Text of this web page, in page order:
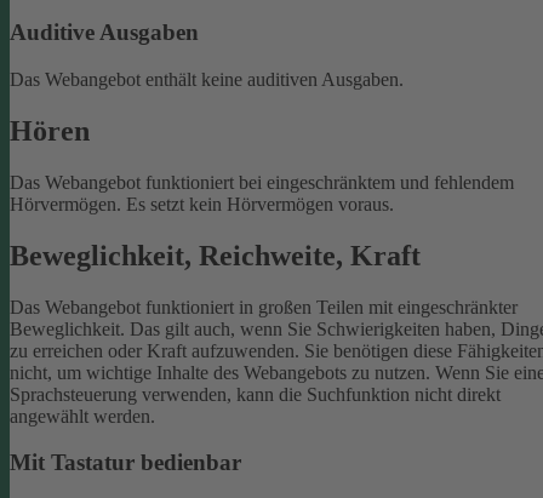
Auditive Ausgaben
Das Webangebot enthält keine auditiven Ausgaben.
Hören
Das Webangebot funktioniert bei eingeschränktem und fehlendem
Hörvermögen. Es setzt kein Hörvermögen voraus.
Beweglichkeit, Reichweite, Kraft
Das Webangebot funktioniert in großen Teilen mit eingeschränkter
Beweglichkeit. Das gilt auch, wenn Sie Schwierigkeiten haben,
zu erreichen oder Kraft aufzuwenden. Sie benötigen diese
nicht, um wichtige Inhalte des Webangebots zu nutzen. Wenn Sie
Sprachsteuerung verwenden, kann die Suchfunktion nicht direkt
angewählt werden.
Mit Tastatur bedienbar